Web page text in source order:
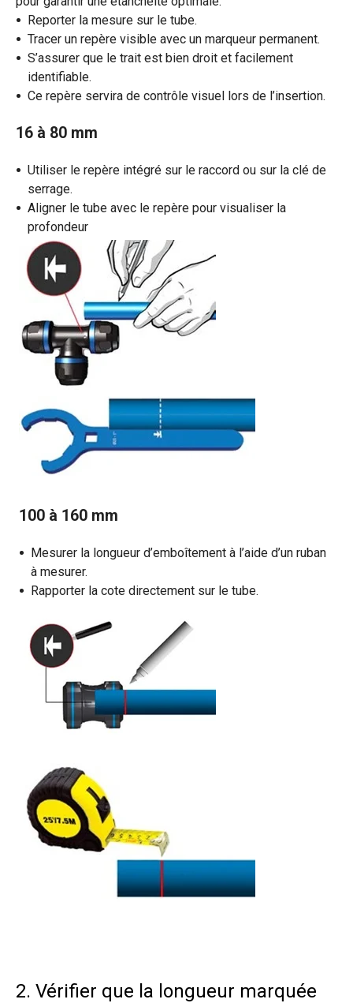
Reporter la mesure sur le tube.
Tracer un repère visible avec un marqueur permanent.
S’assurer que le trait est bien droit et facilement
identifiable.
Ce repère servira de contrôle visuel lors de l’insertion.
16 à 80 mm
Utiliser le repère intégré sur le raccord ou sur la clé de
serrage.
Aligner le tube avec le repère pour visualiser la
profondeur
100 à 160 mm
Mesurer la longueur d’emboîtement à l’aide d’un ruban
à mesurer.
Rapporter la cote directement sur le tube.
2. Vérifier que la longueur marquée